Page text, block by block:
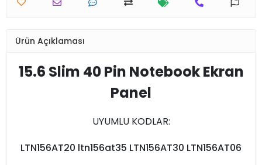
Ürün Açıklaması
15.6 Slim 40 Pin Notebook Ekran
Panel
UYUMLU KODLAR:
LTN156AT20 ltn156at35 LTN156AT30 LTN156AT06